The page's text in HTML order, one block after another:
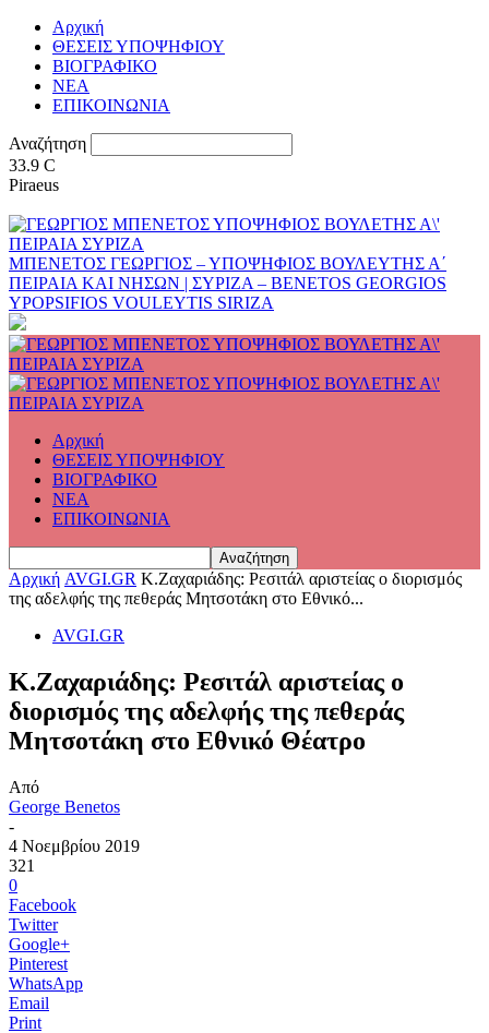
Αρχική
ΘΕΣΕΙΣ ΥΠΟΨΗΦΙΟΥ
ΒΙΟΓΡΑΦΙΚΟ
ΝΕΑ
ΕΠΙΚΟΙΝΩΝΙΑ
Αναζήτηση
33.9 C
Piraeus
ΜΠΕΝΕΤΟΣ ΓΕΩΡΓΙΟΣ – ΥΠΟΨΗΦΙΟΣ ΒΟΥΛΕΥΤΗΣ Α΄
ΠΕΙΡΑΙΑ ΚΑΙ ΝΗΣΩΝ | ΣΥΡΙΖΑ – BENETOS GEORGIOS
YPOPSIFIOS VOULEYTIS SIRIZA
Αρχική
ΘΕΣΕΙΣ ΥΠΟΨΗΦΙΟΥ
ΒΙΟΓΡΑΦΙΚΟ
ΝΕΑ
ΕΠΙΚΟΙΝΩΝΙΑ
Αρχική AVGI.GR Κ.Ζαχαριάδης: Ρεσιτάλ αριστείας ο διορισμός
της αδελφής της πεθεράς Μητσοτάκη στο Εθνικό...
AVGI.GR
Κ.Ζαχαριάδης: Ρεσιτάλ αριστείας ο
διορισμός της αδελφής της πεθεράς
Μητσοτάκη στο Εθνικό Θέατρο
Από
George Benetos
-
4 Νοεμβρίου 2019
321
0
Facebook
Twitter
Google+
Pinterest
WhatsApp
Email
Print